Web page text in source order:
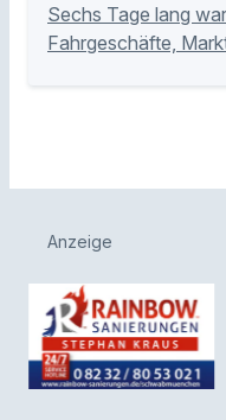
Sechs Tage lang
Fahrgeschäfte,
Anzeige